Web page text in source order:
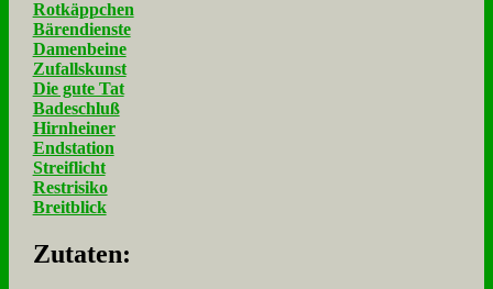
Rotkäppchen
Bärendienste
Damenbeine
Zufallskunst
Die gute Tat
Badeschluß
Hirnheiner
Endstation
Streiflicht
Restrisiko
Breitblick
Zu­ta­ten: